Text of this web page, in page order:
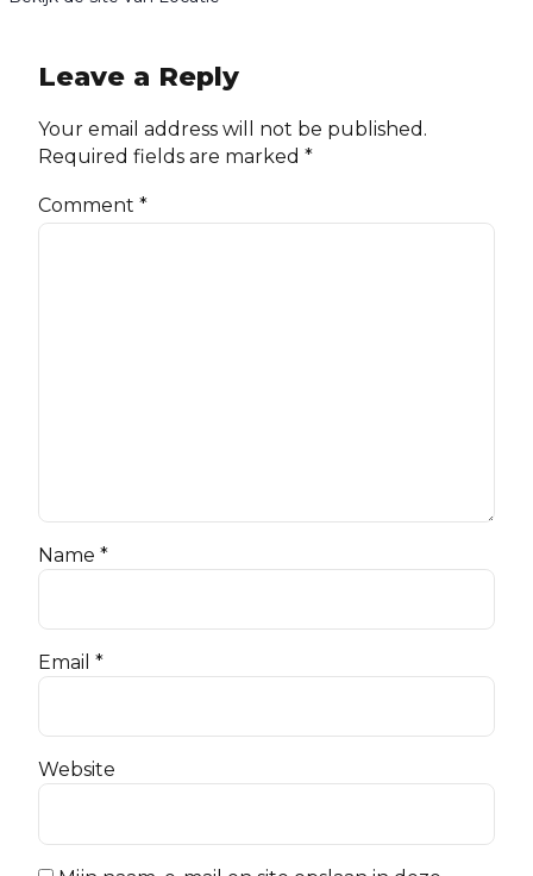
Leave a Reply
Your email address will not be published.
Required fields are marked *
Comment *
Name *
Email *
Website